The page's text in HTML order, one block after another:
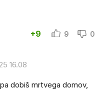
+9 9 0
16.08
dobiš mrtvega domov,